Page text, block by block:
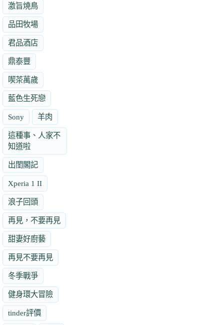
激旨燒鳥
品田牧場
君品酒店
鼎泰豐
喫茶萬歲
藍色生死戀
Sony 羊肉
這種事、人家不
知道啦
出閨閣記
Xperia 1 II
浪子回頭
再見，不要再見
甜妻好廚藝
再見不要再見
冬季戰爭
健身環大冒險
tinder評價